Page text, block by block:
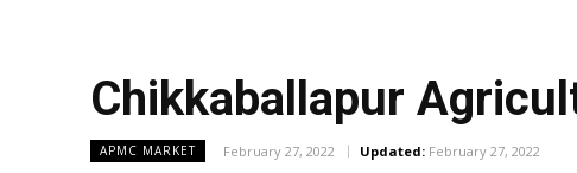
Chikkaballapur
APMC MARKET February 27, 2022 Updated: February 27, 2022